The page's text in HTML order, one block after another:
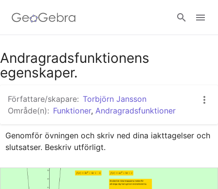
Google Classroom - Interaktiva lektioner
Andragradsfunktionens
egenskaper.
Författare/skapare: Torbjörn Jansson
Område(n): Funktioner, Andragradsfunktioner
Genomför övningen och skriv ned dina iakttagelser och
slutsatser. Beskriv utförligt.